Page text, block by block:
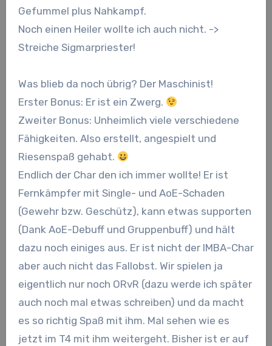
Gefummel plus Nahkampf.
Noch einen Heiler wollte ich auch nicht. ->
Streiche Sigmarpriester!
Was blieb da noch übrig? Der Maschinist!
Erster Bonus: Er ist ein Zwerg.
Zweiter Bonus: Unheimlich viele verschiedene
Fähigkeiten. Also erstellt, angespielt und
Riesenspaß gehabt.
Endlich der Char den ich immer wollte! Er ist
Fernkämpfer mit Single- und AoE-Schaden
(Gewehr bzw. Geschütz), kann etwas supporten
(Dank AoE-Debuff und Gruppenbuff) und hält
dazu noch einiges aus. Er ist nicht der IMBA-Char
aber auch nicht das Fallobst. Wir spielen ja
eigentlich nur noch ORvR (dazu werde ich später
auch noch mal etwas schreiben) und da macht
es so richtig Spaß mit ihm. Mal sehen wie es
jetzt im T4 mit ihm weitergeht. Bisher ist er auf